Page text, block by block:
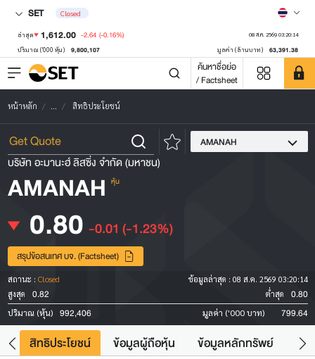
SET Closed
ล่าสุด 1,612.00 -2.64 (-0.16%) 08 ส.ค. 2569 03:20:14
ปริมาณ ('000 หุ้น) 9,800,107 มูลค่า (ล้านบาท) 63,391.38
ค้นหาชื่อย่อ
/ Factsheet
หน้าหลัก ... สิทธิประโยชน์
AMANAH
บริษัท อะมานะฮ์ ลิสซิ่ง จำกัด (มหาชน)
AMANAH หุ้น
0.80 -0.01 (-1.23%)
สรุปข้อสนเทศ บจ. (Factsheet)
สถานะ : Closed ข้อมูลล่าสุด : 08 ส.ค. 2569 03:20:14
สูงสุด
0.82 ต่ำสุด 0.80
ปริมาณ (หุ้น) 992,406 มูลค่า ('000 บาท) 799.64
สิทธิประโยชน์ ข้อมูลผู้ถือหุ้น ข้อมูลหลักทรัพย์